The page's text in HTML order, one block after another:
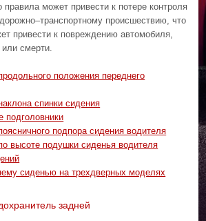
правила может привести к потере контроля
происшествию, что
привести к повреждению автомобиля,
смерти.
положения переднего
спинки сидения
подголовники
подпора сидения водителя
высоте подушки сиденья водителя
сиденью на трехдверных моделях
задней